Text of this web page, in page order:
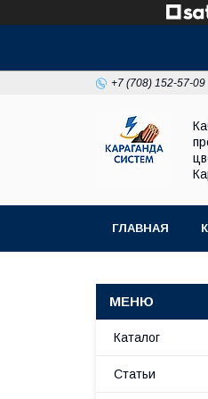
+7 (708) 152-57-09
ГЛАВНАЯ
Каталог
Статьи